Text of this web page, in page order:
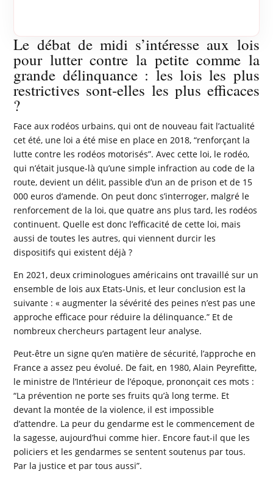
Le débat de midi s’intéresse aux lois
pour lutter contre la petite comme la
grande délinquance : les lois les plus
restrictives sont-elles les plus efficaces
?
Face aux rodéos urbains, qui ont de nouveau fait l’actualité
cet été, une loi a été mise en place en 2018, “renforçant la
lutte contre les rodéos motorisés”. Avec cette loi, le rodéo,
qui n’était jusque-là qu’une simple infraction au code de la
route, devient un délit, passible d’un an de prison et de 15
000 euros d’amende. On peut donc s’interroger, malgré le
renforcement de la loi, que quatre ans plus tard, les rodéos
continuent. Quelle est donc l’efficacité de cette loi, mais
aussi de toutes les autres, qui viennent durcir les
dispositifs qui existent déjà ?
En 2021, deux criminologues américains ont travaillé sur un
ensemble de lois aux Etats-Unis, et leur conclusion est la
suivante : « augmenter la sévérité des peines n’est pas une
approche efficace pour réduire la délinquance.” Et de
nombreux chercheurs partagent leur analyse.
Peut-être un signe qu’en matière de sécurité, l’approche en
France a assez peu évolué. De fait, en 1980, Alain Peyrefitte,
le ministre de l’Intérieur de l’époque, prononçait ces mots :
“La prévention ne porte ses fruits qu’à long terme. Et
devant la montée de la violence, il est impossible
d’attendre. La peur du gendarme est le commencement de
la sagesse, aujourd’hui comme hier. Encore faut-il que les
policiers et les gendarmes se sentent soutenus par tous.
Par la justice et par tous aussi”.